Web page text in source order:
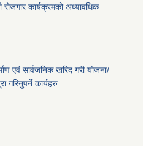
रोजगार कार्यक्रमको अध्यावधिक
एवं सार्वजनिक खरिद गरी योजना/
गरिनुपर्ने कार्यहरु